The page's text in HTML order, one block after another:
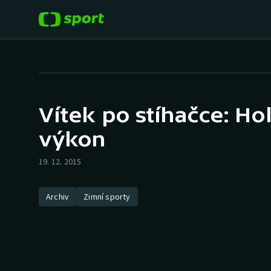
Hokej
Tenis
Cyklistika
Baseball a softbal
Vítek po stíhačce:
výkon
19. 12. 2015
Archiv Zimní sporty